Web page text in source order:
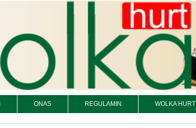
ONAS REGULAMIN WOLKA HURT